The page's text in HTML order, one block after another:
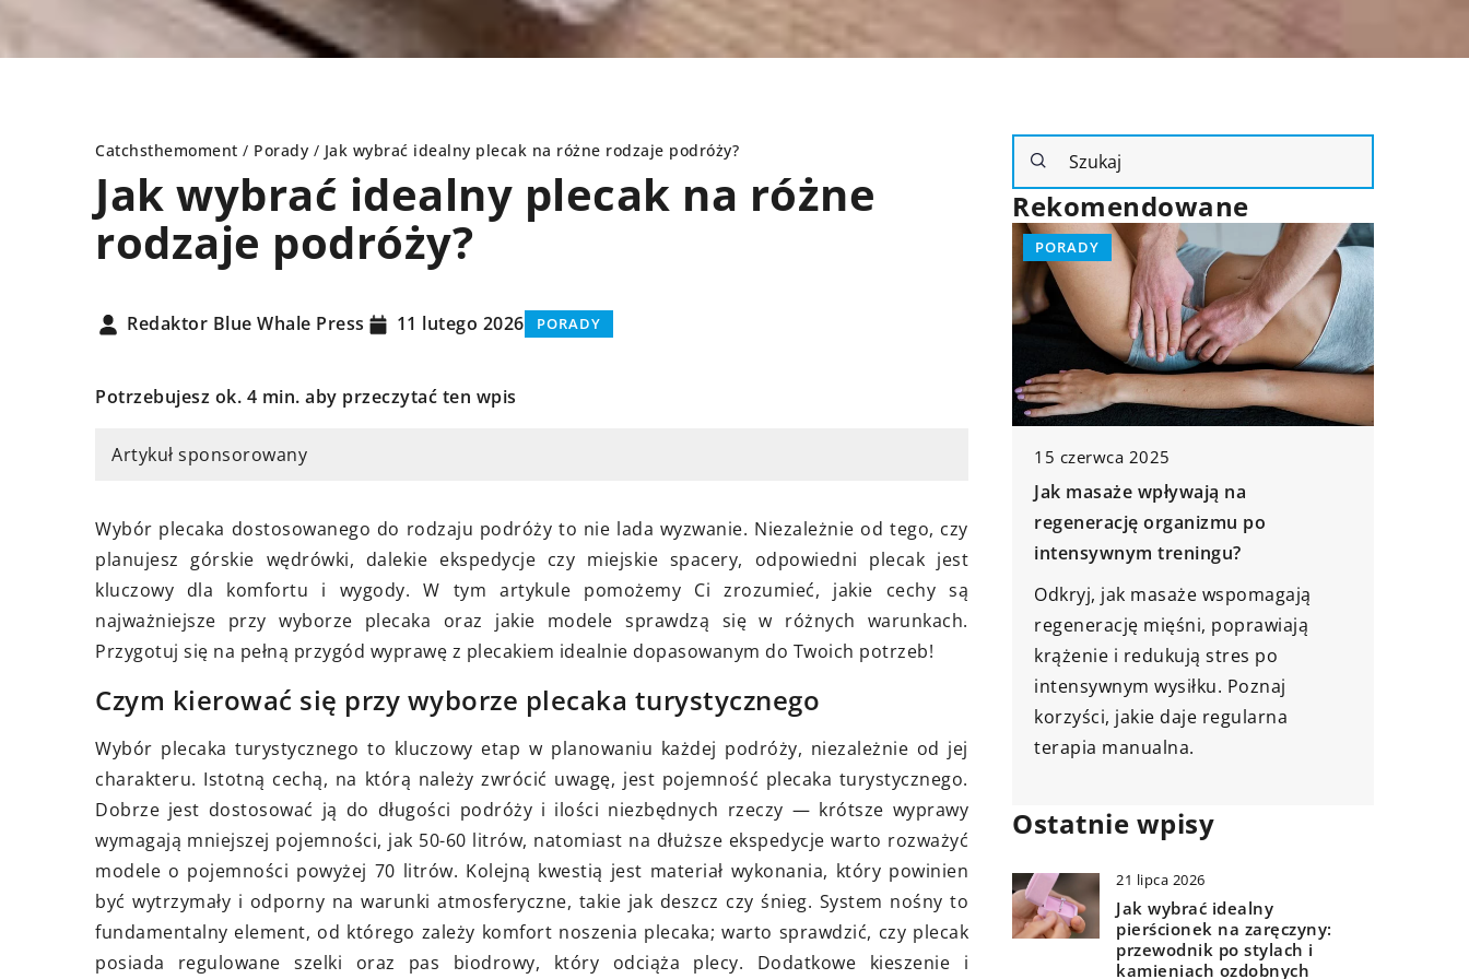
Catchsthemoment / Porady / Jak wybrać idealny plecak na różne rodzaje podróży?
Jak wybrać idealny plecak na różne
rodzaje podróży?
Redaktor Blue Whale Press 11 lutego 2026 PORADY
Potrzebujesz ok. 4 min. aby przeczytać ten wpis
Artykuł sponsorowany
Wybór plecaka dostosowanego do rodzaju podróży to nie lada wyzwanie. Niezależnie od tego, czy
planujesz górskie wędrówki, dalekie ekspedycje czy miejskie spacery, odpowiedni plecak jest
kluczowy dla komfortu i wygody. W tym artykule pomożemy Ci zrozumieć, jakie cechy są
najważniejsze przy wyborze plecaka oraz jakie modele sprawdzą się w różnych warunkach.
Przygotuj się na pełną przygód wyprawę z plecakiem idealnie dopasowanym do Twoich potrzeb!
Czym kierować się przy wyborze plecaka turystycznego
Wybór plecaka turystycznego to kluczowy etap w planowaniu każdej podróży, niezależnie od jej
charakteru. Istotną cechą, na którą należy zwrócić uwagę, jest pojemność plecaka turystycznego.
Dobrze jest dostosować ją do długości podróży i ilości niezbędnych rzeczy — krótsze wyprawy
wymagają mniejszej pojemności, jak 50-60 litrów, natomiast na dłuższe ekspedycje warto rozważyć
modele o pojemności powyżej 70 litrów. Kolejną kwestią jest materiał wykonania, który powinien
być wytrzymały i odporny na warunki atmosferyczne, takie jak deszcz czy śnieg. System nośny to
fundamentalny element, od którego zależy komfort noszenia plecaka; warto sprawdzić, czy plecak
posiada regulowane szelki oraz pas biodrowy, który odciąża plecy. Dodatkowe kieszenie i
Rekomendowane
granitowy do swojej
– praktyczne porady
praktyczne porady, które
Ci wybrać idealny
Dowiedz się, na co zwracać
wybierając zlewozmywak i
korzyści z wyboru granitu.
PORADY
Plomby zabezpieczające: Skuteczna
ochrona przed manipulacją i
kradzieżą
Plomby zabezpieczające -
niezawodna ochrona przed
manipulacją i kradzieżą.
regenerację organizmu po
intensywnym treningu?
Odkryj, jak masaże wspomagają
regenerację mięśni, poprawiają
krążenie i redukują stres po
korzyści, jakie daje regularna
terapia manualna.
PORADY
5 sierpnia 2024
Jak zakupić wysokiej jakości
zlewozmywak granitowy do swojej
Odkryj praktyczne porady, które
pomogą Ci wybrać idealny
zlewozmywak granitowy do swojej
kuchni. Dowiedz się, na co zwracać
uwagę, wybierając zlewozmywak i
Ostatnie wpisy
21 lipca 2026
Jak wybrać idealny
pierścionek na zaręczyny:
przewodnik po stylach i
kamieniach ozdobnych